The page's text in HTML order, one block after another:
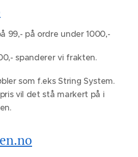
99,- på ordre under 1000,-
spanderer vi frakten.
som f.eks String System.
vil det stå markert på i